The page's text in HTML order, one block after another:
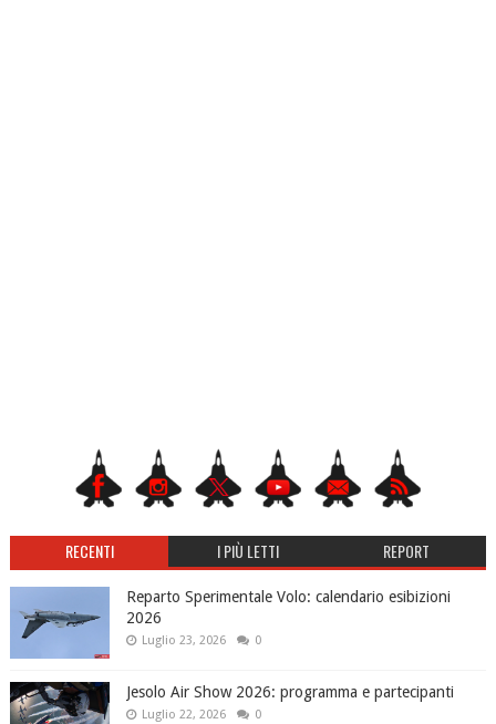
RECENTI I PIÙ LETTI REPORT
Reparto Sperimentale Volo: calendario esibizioni
2026
Luglio 23, 2026 0
Jesolo Air Show 2026: programma e partecipanti
Luglio 22, 2026 0